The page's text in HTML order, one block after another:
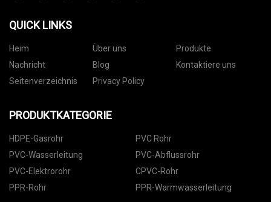
QUICK LINKS
Heim Über uns
Produkte
Nachricht
Blog
Kontaktiere uns
Seitenverzeichnis
Privacy Policy
PRODUKTKATEGORIE
HDPE-Gasrohr
PVC Rohr
PVC-Wasserleitung
PVC-Abflussrohr
PVC-Elektrorohr
CPVC-Rohr
PPR-Rohr
PPR-Warmwasserleitung